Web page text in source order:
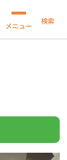
メニュー
検索